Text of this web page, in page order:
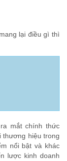
lại điều gì thì
mắt chính thức
thương hiệu trong
nổi bật và khác
lược kinh doanh